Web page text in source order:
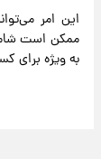
این امر
ممکن است
به ویژه برای